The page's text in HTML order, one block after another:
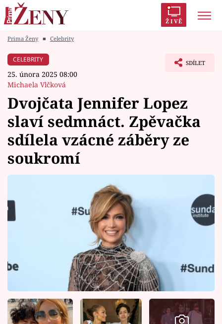
ŽIVĚ
Módní alarm
Témata
Celebrity
Vztahy
Seriály
Horoskopy
Sledujte prima+
Filmový festival Karlovy Vary
Pořady
Prima Ženy ■ Celebrity
CELEBRITY
25. února 2025 08:00
Michaela Vlčková
SDÍLET
Dvojčata Jennifer Lopez
slaví sedmnáct. Zpěvačka
sdílela vzácné záběry ze
soukromí